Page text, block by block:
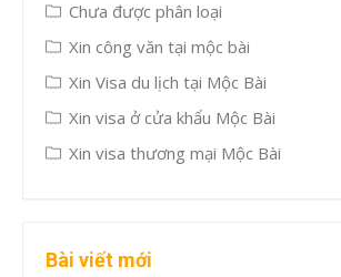
Chưa được phân loại
Xin công văn tại mộc bài
Xin Visa du lịch tại Mộc Bài
Xin visa ở cửa khẩu Mộc Bài
Xin visa thương mại Mộc Bài
Bài viết mới